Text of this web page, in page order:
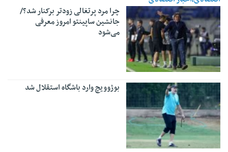
چرا مرد پرتغالی زودتر برکنار شد؟/
جانشین ساپینتو امروز معرفی
می‌شود
بوژوویچ وارد باشگاه استقلال شد